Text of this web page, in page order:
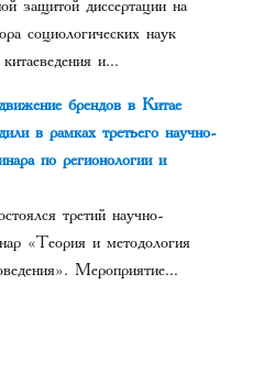
защитой диссертации на
социологических наук
и...
брендов в Китае
в рамках третьего научно-
по регионологии и
третий научно-
«Теория и методология
Мероприятие...